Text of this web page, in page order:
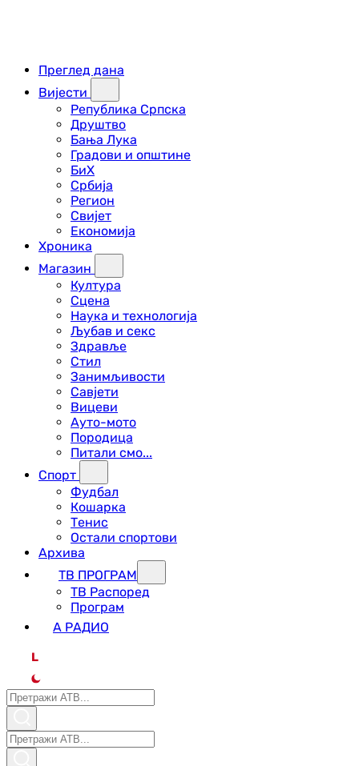
Преглед дана
Вијести
Република Српска
Друштво
Бања Лука
Градови и општине
БиХ
Србија
Регион
Свијет
Економија
Хроника
Магазин
Култура
Сцена
Наука и технологија
Љубав и секс
Здравље
Стил
Занимљивости
Савјети
Вицеви
Ауто-мото
Породица
Питали смо...
Спорт
Фудбал
Кошарка
Тенис
Остали спортови
Архива
ТВ ПРОГРАМ
ТВ Распоред
Програм
А РАДИО
L